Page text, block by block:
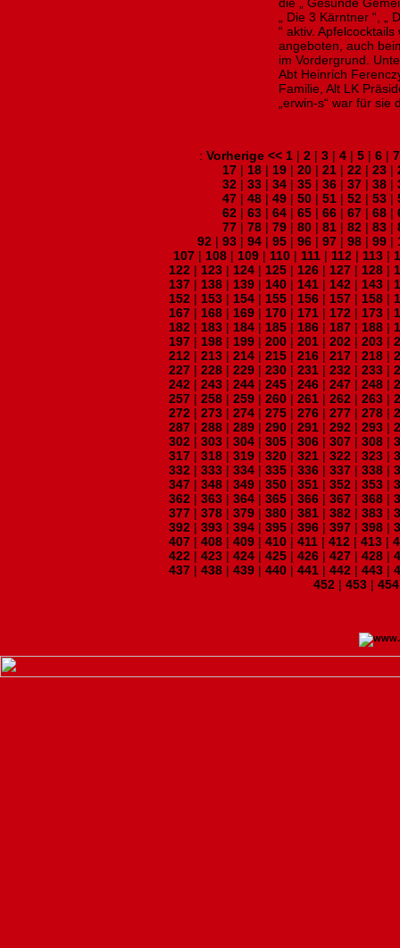
„ Die 3 Kärntner “,
“ aktiv.
angeboten, auch
im Vordergrund.
Abt Heinrich
Familie, Alt LK
„erwin-s“ war für sie
: Vorherige << 1 | 2 | 3 | 4 | 5 | 6 | 7
17 | 18 | 19 | 20 | 21 | 22 | 23 |
32 | 33 | 34 | 35 | 36 | 37 | 38 |
47 | 48 | 49 | 50 | 51 | 52 | 53 |
62 | 63 | 64 | 65 | 66 | 67 | 68 |
77 | 78 | 79 | 80 | 81 | 82 | 83 |
92 | 93 | 94 | 95 | 96 | 97 | 98 | 99 |
107 | 108 | 109 | 110 | 111 | 112 | 113 |
122 | 123 | 124 | 125 | 126 | 127 | 128 |
137 | 138 | 139 | 140 | 141 | 142 | 143 |
152 | 153 | 154 | 155 | 156 | 157 | 158 |
167 | 168 | 169 | 170 | 171 | 172 | 173 |
182 | 183 | 184 | 185 | 186 | 187 | 188 |
197 | 198 | 199 |200 |201 |202 |203 |
212 | 213 | 214 | 215 | 216 | 217 | 218 |
227 | 228 | 229 | 230 | 231 | 232 | 233 |
242 | 243 | 244 | 245 | 246 | 247 | 248 |
257 | 258 | 259 | 260 | 261 | 262 | 263 |
272 | 273 | 274 | 275 | 276 | 277 | 278 |
287 | 288 | 289 | 290 | 291 | 292 | 293 |
302 |303 |304 |305 |306 |307 |308 |
317 | 318 | 319 | 320 | 321 | 322 | 323 |
332 | 333 | 334 | 335 | 336 | 337 | 338 |
347 | 348 | 349 | 350 | 351 | 352 | 353 |
362 | 363 | 364 | 365 | 366 | 367 | 368 |
377 | 378 | 379 | 380 | 381 | 382 | 383 |
392 | 393 | 394 | 395 | 396 | 397 | 398 |
407 |408 |409 |410 |411 |412 |413 |
422 | 423 | 424 | 425 | 426 | 427 | 428 |
437 | 438 | 439 | 440 | 441 | 442 | 443 |
452 | 453 | 454